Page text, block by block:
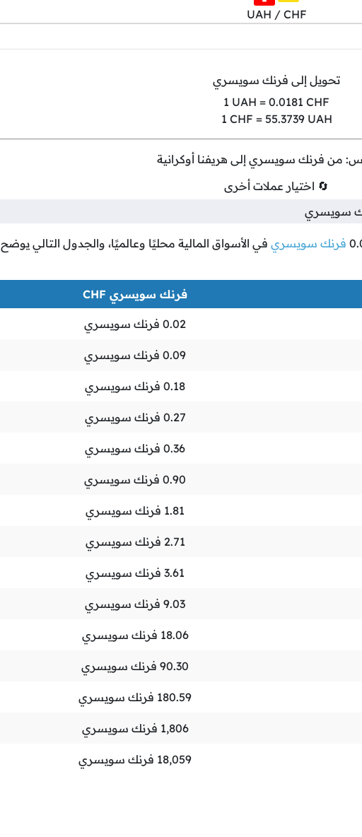
UAH / CHF
تحويل إلى فرنك سويسري
1 UAH = 0.0181 CHF
1 CHF = 55.3739UAH
من فرنك سويسري إلى هريفنا أوكرانية
🔄 اختيار عملات أخرى
سويسري
فرنك سويسري في الأسواق المالية محليًا وعالميًا، والجدول التالي يوضح
فرنك سويسري CHF
0.02 فرنك سويسري
0.09 فرنك سويسري
0.18 فرنك سويسري
0.27 فرنك سويسري
0.36 فرنك سويسري
0.90 فرنك سويسري
1.81 فرنك سويسري
2.71 فرنك سويسري
3.61 فرنك سويسري
9.03 فرنك سويسري
18.06 فرنك سويسري
90.30 فرنك سويسري
180.59 فرنك سويسري
1,806 فرنك سويسري
18,059 فرنك سويسري